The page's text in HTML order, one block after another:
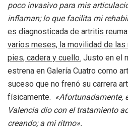
poco invasivo para mis
inflaman; lo que facilita mi
es diagnosticada de artritis
varios meses, la movilidad de las
pies, cadera y cuello. Justo en el
estrena en Galería Cuatro como
suceso que no frenó su carrera
físicamente. «Afortunadamente,
Valencia dio con el tratamiento
creando; a mi ritmo».